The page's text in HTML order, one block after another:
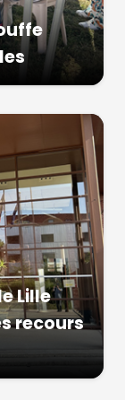
Lille
recours